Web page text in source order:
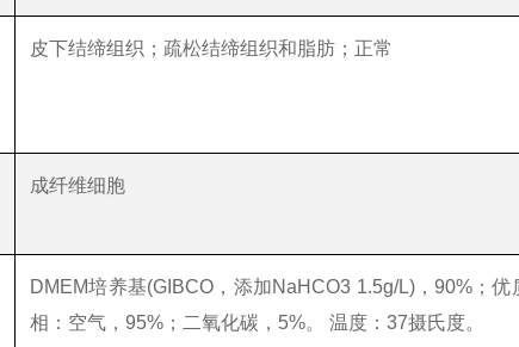
皮下结缔组织；疏松结缔组织和脂肪；正常
成纤维细胞
DMEM培养基(GIBCO，添加NaHCO3 1.5g/L)，90%；
相：空气，95%；二氧化碳，5%。 温度：37摄氏度。